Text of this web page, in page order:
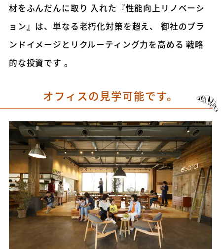
材をふんだんに取り 入れた『性能向上リノベーシ
ョン』は、単なる老朽化対策を超え、 御社のブラ
ンドイメージとリクルーティング力を高める 戦略
的な投資です 。
オフィスの見学可能です。